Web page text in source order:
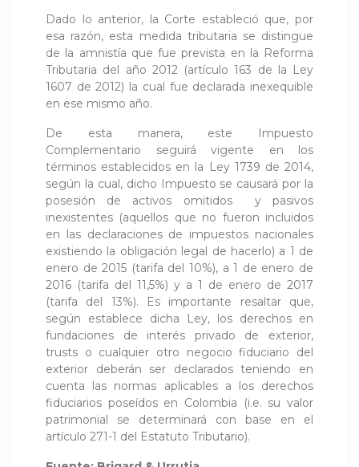
Dado lo anterior, la Corte estableció que, por
esa razón, esta medida tributaria se distingue
de la amnistía que fue prevista en la Reforma
Tributaria del año 2012 (artículo 163 de la Ley
1607 de 2012) la cual fue declarada inexequible
en ese mismo año.
De esta manera, este Impuesto
Complementario seguirá vigente en los
términos establecidos en la Ley 1739 de 2014,
según la cual, dicho Impuesto se causará por la
posesión de activos omitidos y pasivos
inexistentes (aquellos que no fueron incluidos
en las declaraciones de impuestos nacionales
existiendo la obligación legal de hacerlo) a 1 de
enero de 2015 (tarifa del 10%), a 1 de enero de
2016 (tarifa del 11,5%) y a 1 de enero de 2017
(tarifa del 13%). Es importante resaltar que,
según establece dicha Ley, los derechos en
fundaciones de interés privado de exterior,
trusts o cualquier otro negocio fiduciario del
exterior deberán ser declarados teniendo en
cuenta las normas aplicables a los derechos
fiduciarios poseídos en Colombia (i.e. su valor
patrimonial se determinará con base en el
artículo 271-1 del Estatuto Tributario).